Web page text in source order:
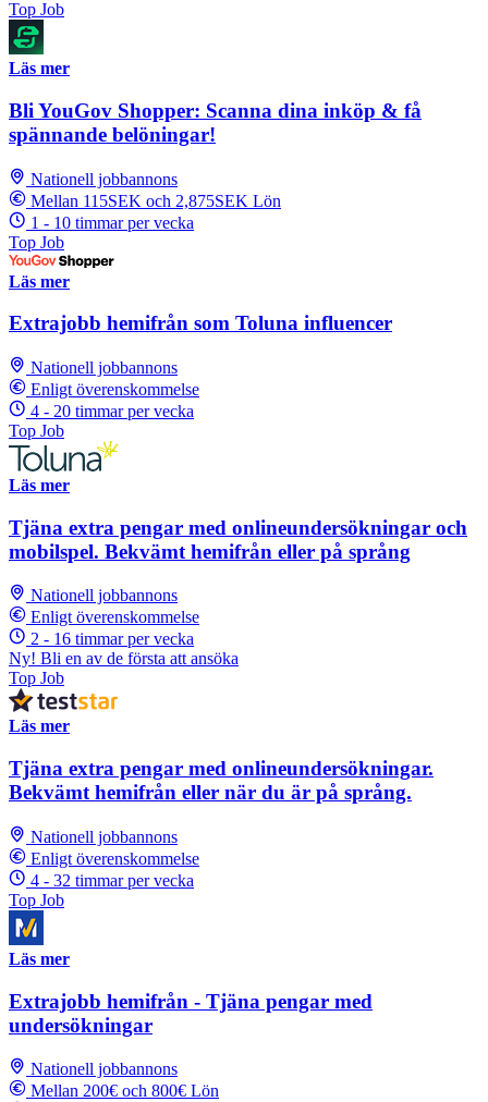
Top Job
Läs mer
Bli YouGov Shopper: Scanna dina inköp & få
spännande belöningar!
Nationell jobbannons
Mellan 115SEK och 2,875SEK Lön
1 - 10 timmar per vecka
Top Job
Läs mer
Extrajobb hemifrån som Toluna influencer
Nationell jobbannons
Enligt överenskommelse
4 - 20 timmar per vecka
Top Job
Läs mer
Tjäna extra pengar med onlineundersökningar och
mobilspel. Bekvämt hemifrån eller på språng
Nationell jobbannons
Enligt överenskommelse
2 - 16 timmar per vecka
Ny! Bli en av de första att ansöka
Top Job
Läs mer
Tjäna extra pengar med onlineundersökningar.
Bekvämt hemifrån eller när du är på språng.
Nationell jobbannons
Enligt överenskommelse
4 - 32 timmar per vecka
Top Job
Läs mer
Extrajobb hemifrån - Tjäna pengar med
undersökningar
Nationell jobbannons
Mellan 200€ och 800€ Lön